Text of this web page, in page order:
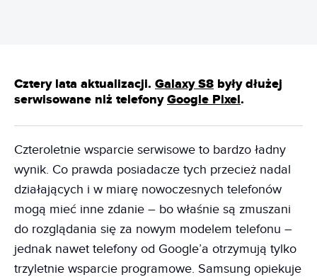
Cztery lata aktualizacji. Galaxy S8 były dłużej
serwisowane niż telefonyGoogle Pixel.
Czteroletnie wsparcie serwisowe to bardzo ładny
wynik. Co prawda posiadacze tych przecież nadal
działających i w miarę nowoczesnych telefonów
mogą mieć inne zdanie – bo właśnie są zmuszani
do rozglądania się za nowym modelem telefonu –
jednak nawet telefony od Google’a otrzymują tylko
trzyletnie wsparcie programowe. Samsung opiekuje